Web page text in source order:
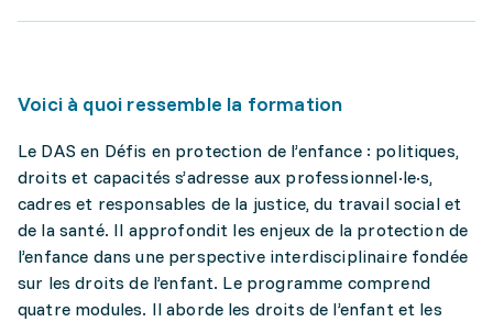
Voici à quoi ressemble la formation
Le DAS en Défis en protection de l’enfance : politiques,
droits et capacités s’adresse aux professionnel·le·s,
cadres et responsables de la justice, du travail social et
de la santé. Il approfondit les enjeux de la protection de
l’enfance dans une perspective interdisciplinaire fondée
sur les droits de l’enfant. Le programme comprend
quatre modules. Il aborde les droits de l’enfant et les